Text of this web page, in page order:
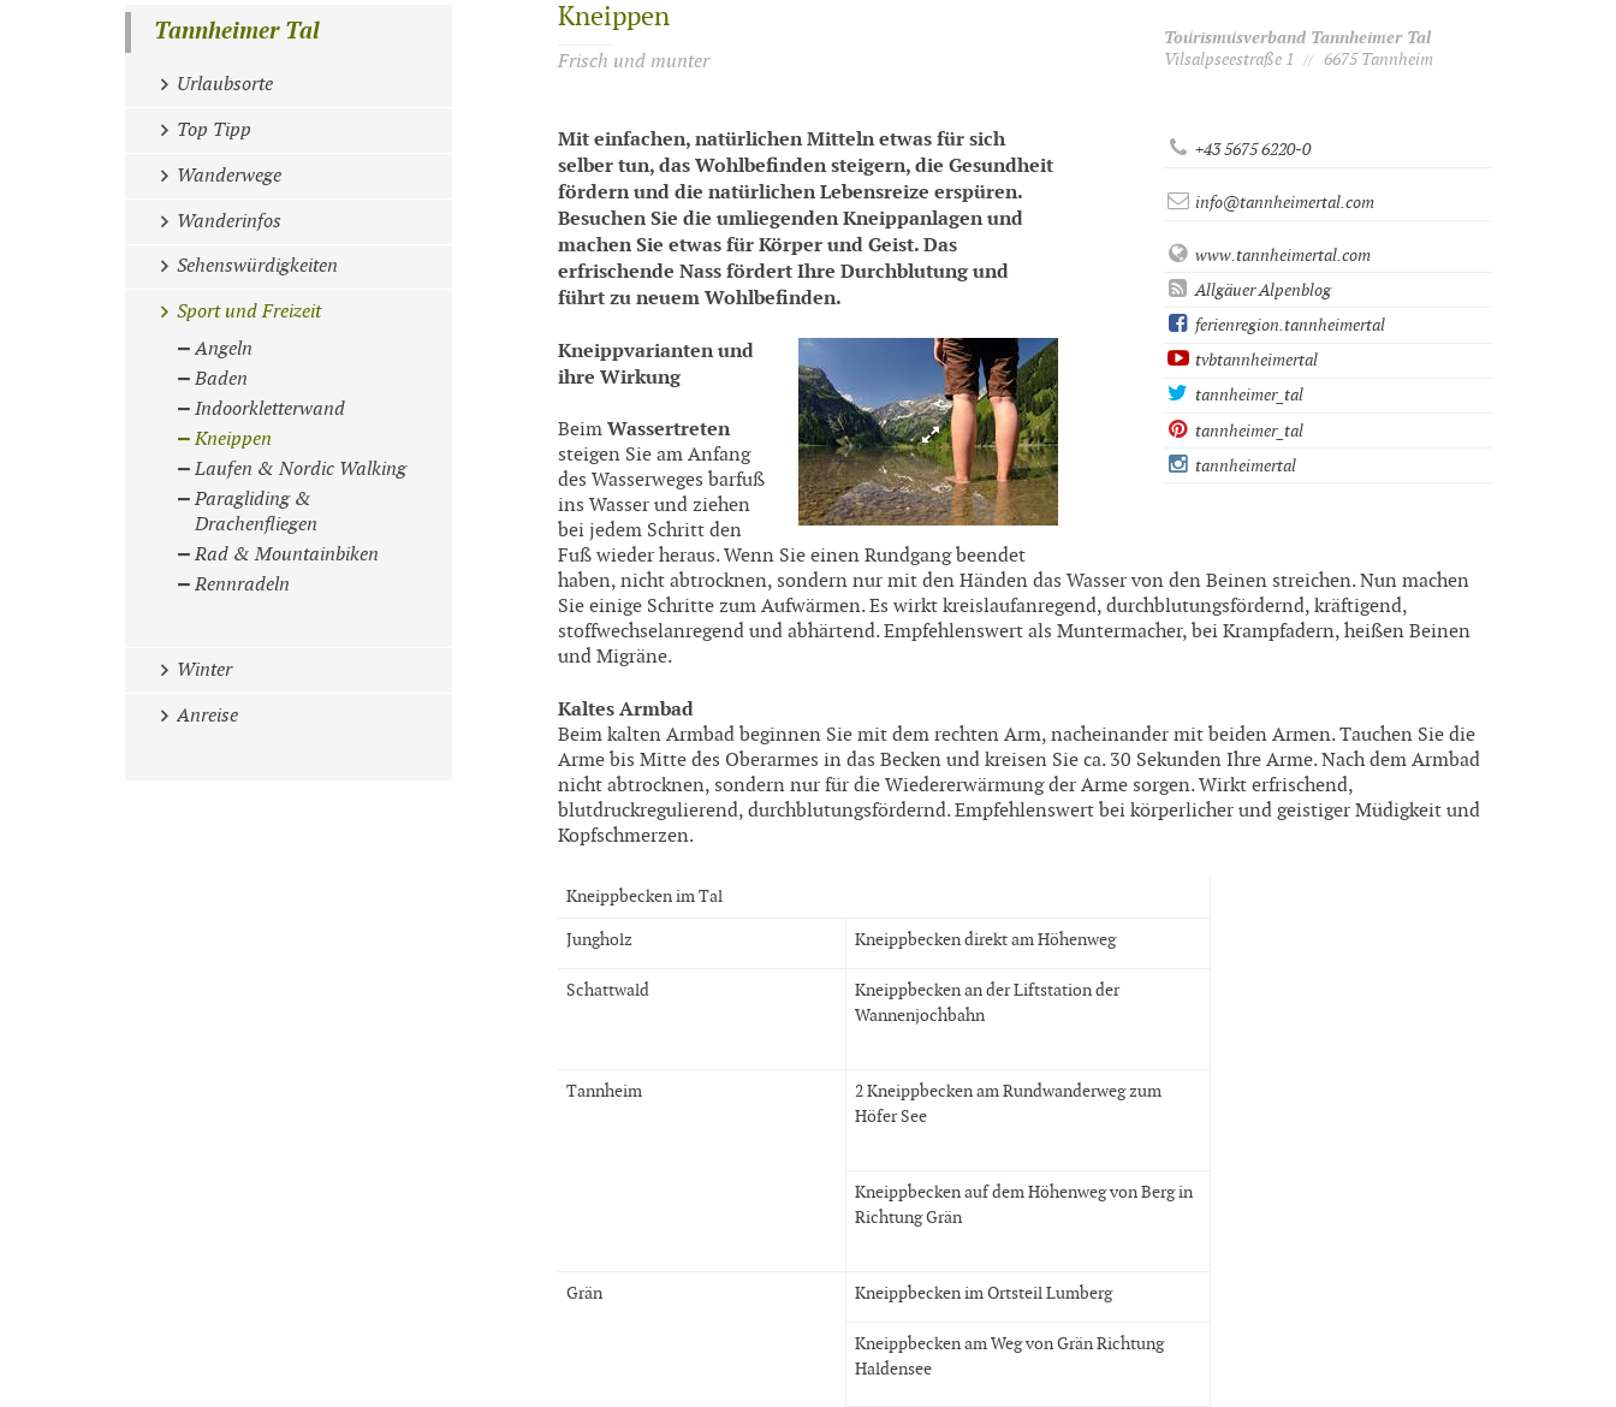
Kneippen
Frisch und munter
Mit einfachen, natürlichen Mitteln etwas für sich
selber tun, das Wohlbefinden steigern, die Gesundheit
fördern und die natürlichen Lebensreize erspüren.
Besuchen Sie die umliegenden Kneippanlagen und
machen Sie etwas für Körper und Geist. Das
erfrischende Nass fördert Ihre Durchblutung und
führt zu neuem Wohlbefinden.
Kneippvarianten und
ihre Wirkung
Beim Wassertreten
steigen Sie am Anfang
des Wasserweges barfuß
ins Wasser und ziehen
bei jedem Schritt den
Fuß wieder heraus. Wenn Sie einen Rundgang beendet
haben, nicht abtrocknen, sondern nur mit den Händen das Wasser von den Beinen streichen. Nun machen
Sie einige Schritte zum Aufwärmen. Es wirkt kreislaufanregend, durchblutungsfördernd, kräftigend,
stoffwechselanregend und abhärtend. Empfehlenswert als Muntermacher, bei Krampfadern, heißen Beinen
und Migräne.
Kaltes Armbad
Beim kalten Armbad beginnen Sie mit dem rechten Arm, nacheinander mit beiden Armen. Tauchen Sie die
Arme bis Mitte des Oberarmes in das Becken und kreisen Sie ca. 30 Sekunden Ihre Arme. Nach dem Armbad
nicht abtrocknen, sondern nur für die Wiedererwärmung der Arme sorgen. Wirkt erfrischend,
blutdruckregulierend, durchblutungsfördernd. Empfehlenswert bei körperlicher und geistiger Müdigkeit und
Kopfschmerzen.
Kneippbecken im Tal
Jungholz Kneippbecken direkt am Höhenweg
Schattwald
Kneippbecken an der Liftstation der
Wannenjochbahn
Tannheim
2 Kneippbecken am Rundwanderweg zum
Höfer See
Kneippbecken auf dem Höhenweg von Berg in
Richtung Grän
Grän Kneippbecken im Ortsteil Lumberg
Kneippbecken am Weg von Grän Richtung
Haldensee
Tourismusverband Tannheimer Tal
Vilsalpseestraße 1
// 6675 Tannheim
+43 5675 6220-0
info@tannheimertal.com
www.tannheimertal.com
Allgäuer Alpenblog
ferienregion.tannheimertal
tvbtannheimertal
tannheimer_tal
tannheimer_tal
tannheimertal
Tannheimer Tal
Urlaubsorte
Top Tipp
Wanderwege
Wanderinfos
Sehenswürdigkeiten
Sport und Freizeit
Angeln
Baden
Indoorkletterwand
Kneippen
Laufen & Nordic Walking
Paragliding &
Drachenfliegen
Rad & Mountainbiken
Rennradeln
Winter
Anreise